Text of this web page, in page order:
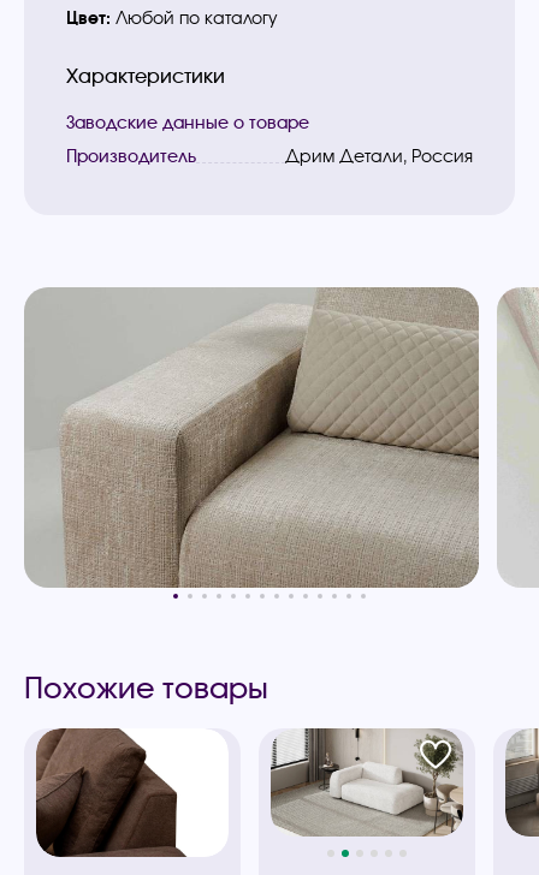
Цвет: Любой по каталогу
Характеристики
Заводские данные о товаре
Производитель
Дрим Детали, Россия
Похожие товары